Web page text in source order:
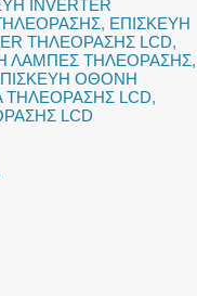
INVERTER
, ΕΠΙΣΚΕΥΗ
ΤΗΛΕΟΡΑΣΗΣ LCD,
ΛΑΜΠΕΣ ΤΗΛΕΟΡΑΣΗΣ,
ΟΘΟΝΗ
ΤΗΛΕΟΡΑΣΗΣ LCD,
LCD